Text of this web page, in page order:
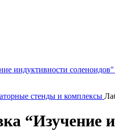
стенды и комплексы
“Изучение